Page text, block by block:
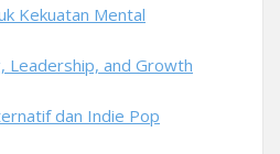
Kekuatan Mental
Leadership, and Growth
dan Indie Pop